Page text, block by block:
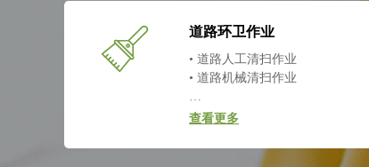
道路环卫作业
• 道路人工清扫作业
• 道路机械清扫作业
…
查看更多